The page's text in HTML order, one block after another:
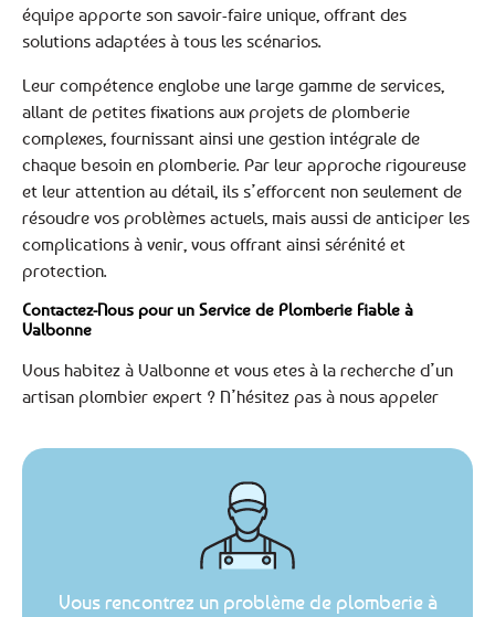
équipe apporte son savoir-faire unique, offrant des
solutions adaptées à tous les scénarios.
Leur compétence englobe une large gamme de services,
allant de petites fixations aux projets de plomberie
complexes, fournissant ainsi une gestion intégrale de
chaque besoin en plomberie. Par leur approche rigoureuse
et leur attention au détail, ils s’efforcent non seulement de
résoudre vos problèmes actuels, mais aussi de anticiper les
complications à venir, vous offrant ainsi sérénité et
protection.
Contactez-Nous pour un Service de Plomberie Fiable à
Valbonne
Vous habitez à Valbonne et vous etes à la recherche d’un
artisan plombier expert ? N’hésitez pas à nous appeler
Vous rencontrez un problème de plomberie à